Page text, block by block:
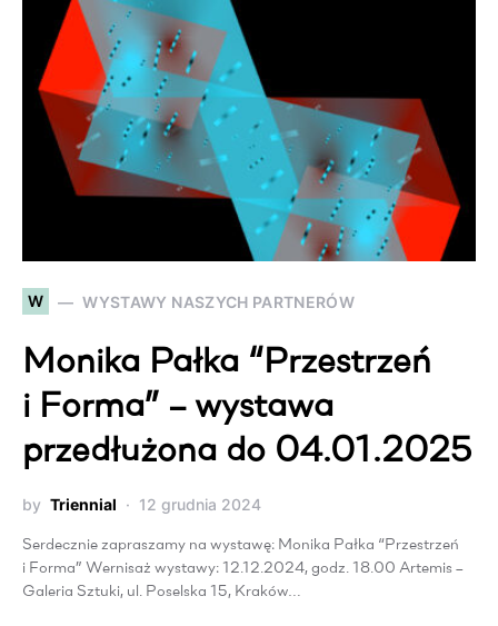
W WYSTAWY NASZYCH PARTNERÓW
Monika Pałka “Przestrzeń
i Forma” – wystawa
przedłużona do 04.01.2025
by Triennial 12 grudnia 2024
Serdecznie zapraszamy na wystawę: Monika Pałka “Przestrzeń
i Forma” Wernisaż wystawy: 12.12.2024, godz. 18.00 Artemis –
Galeria Sztuki, ul. Poselska 15, Kraków…